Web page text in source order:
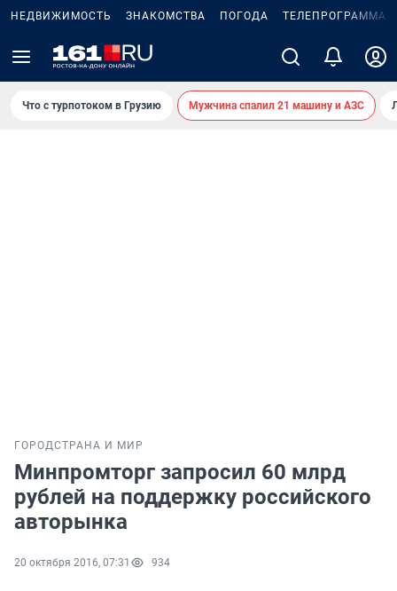
НЕДВИЖИМОСТЬ ЗНАКОМСТВА ПОГОДА ТЕЛЕПРОГРАММА
Что с турпотоком в Грузию Мужчина спалил 21 машину и АЗС
ГОРОДСТРАНА И МИР
Минпромторг запросил 60 млрд
рублей на поддержку российского
авторынка
20 октября 2016, 07:31 934